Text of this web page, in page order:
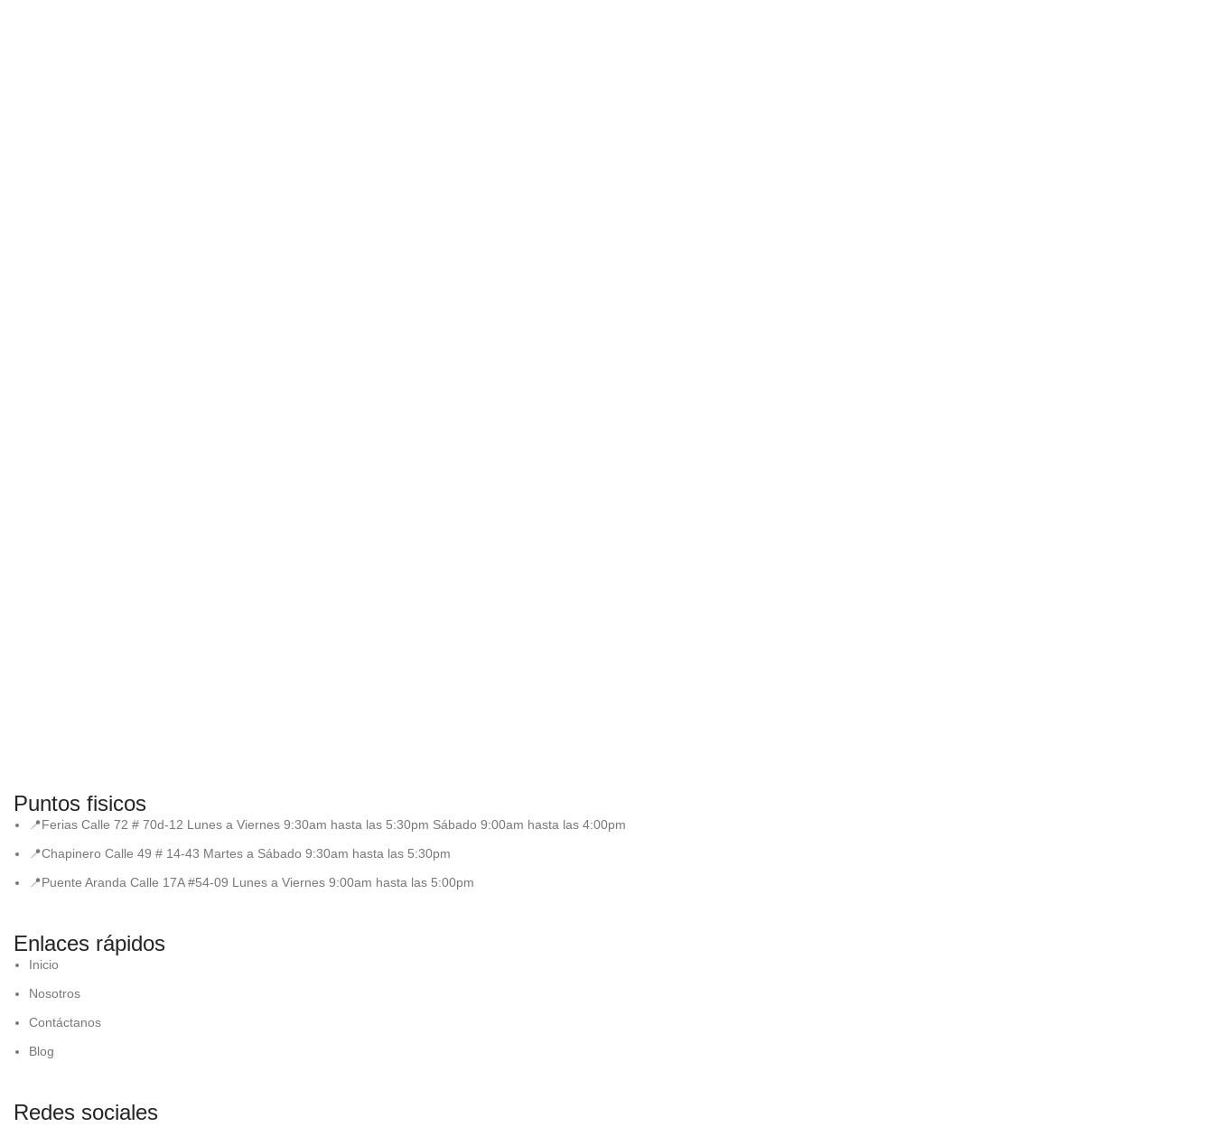
Puntos fisicos
📍Ferias Calle 72 # 70d-12 Lunes a Viernes 9:30am hasta las 5:30pm Sábado 9:00am hasta las 4:00pm
📍Chapinero Calle 49 # 14-43 Martes a Sábado 9:30am hasta las 5:30pm
📍Puente Aranda Calle 17A #54-09 Lunes a Viernes 9:00am hasta las 5:00pm
Enlaces rápidos
Inicio
Nosotros
Contáctanos
Blog
Redes sociales